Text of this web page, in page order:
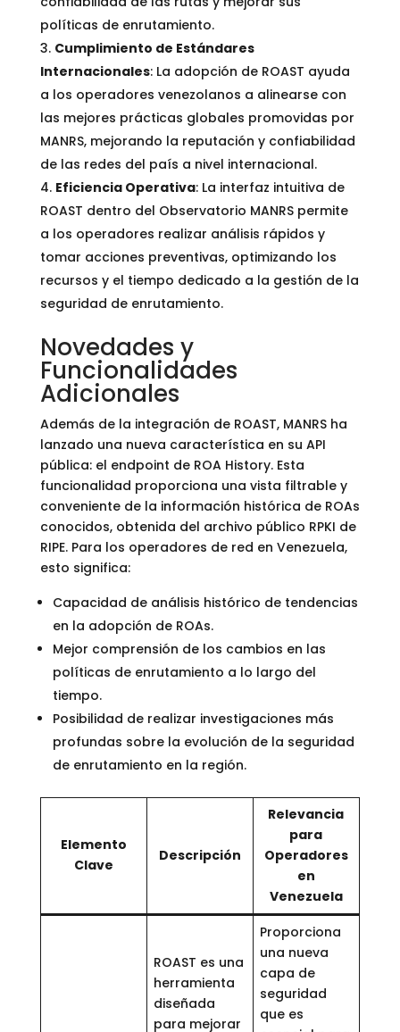
políticas de enrutamiento.
Cumplimiento de Estándares
Internacionales: La adopción de ROAST ayuda
a los operadores venezolanos a alinearse con
las mejores prácticas globales promovidas por
MANRS, mejorando la reputación y confiabilidad
de las redes del país a nivel internacional.
Eficiencia Operativa: La interfaz intuitiva de
ROAST dentro del Observatorio MANRS permite
a los operadores realizar análisis rápidos y
tomar acciones preventivas, optimizando los
recursos y el tiempo dedicado a la gestión de la
seguridad de enrutamiento.
Novedades y
Funcionalidades
Adicionales
Además de la integración de ROAST, MANRS ha
lanzado una nueva característica en su API
pública: el endpoint de ROA History. Esta
funcionalidad proporciona una vista filtrable y
conveniente de la información histórica de ROAs
conocidos, obtenida del archivo público RPKI de
RIPE. Para los operadores de red en Venezuela,
esto significa:
Capacidad de análisis histórico de tendencias
en la adopción de ROAs.
Mejor comprensión de los cambios en las
políticas de enrutamiento a lo largo del
tiempo.
Posibilidad de realizar investigaciones más
profundas sobre la evolución de la seguridad
de enrutamiento en la región.
Elemento
Clave
Descripción
Relevancia
para
Operadores
en
Venezuela
ROAST es una
herramienta
diseñada
para mejorar
Proporciona
una nueva
capa de
seguridad
que es